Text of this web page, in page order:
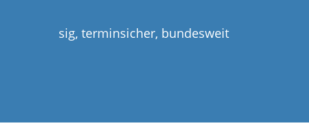
sig, ter­min­si­cher, bundesweit